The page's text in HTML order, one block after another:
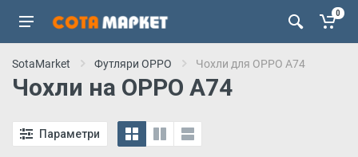
0
SotaMarket Футляри OPPO Чохли для OPPO A74
Чохли на OPPO A74
Параметри